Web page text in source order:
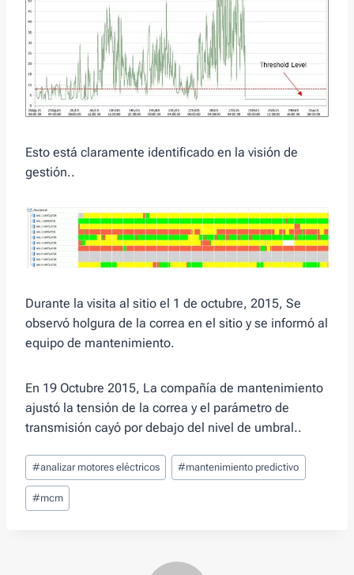
Esto está claramente identificado en la visión de
gestión..
Durante la visita al sitio el 1 de octubre, 2015, Se
observó holgura de la correa en el sitio y se informó al
equipo de mantenimiento.
En 19 Octubre 2015, La compañía de mantenimiento
ajustó la tensión de la correa y el parámetro de
transmisión cayó por debajo del nivel de umbral..
Tags
de
Entradas:
#analizar motores eléctricos #mantenimiento predictivo
#mcm